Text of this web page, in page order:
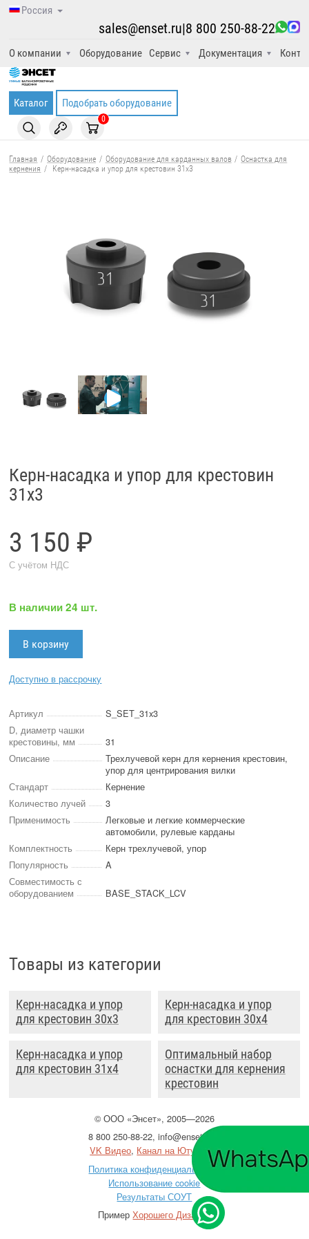
Россия
О компании Оборудование Сервис Документация
sales@enset.ru|8 800 250-88-22
Каталог Подобрать оборудование
0
Главная / Оборудование / Оборудование для карданных валов / Оснастка для
кернения / Керн-насадка и упор для крестовин 31x3
Керн-насадка и упор для крестовин
31x3
3 150 ₽
С учётом НДС
В наличии 24 шт.
Доступно в рассрочку
Артикул
S_SET_31x3
D, диаметр чашки
крестовины, мм
31
Описание
Трехлучевой керн для кернения крестовин,
упор для центрирования вилки
Стандарт
Кернение
Количество лучей
3
Применимость
Легковые и легкие коммерческие
автомобили, рулевые карданы
Комплектность
Керн трехлучевой, упор
Популярность
A
Совместимость с
оборудованием
BASE_STACK_LCV
Товары из категории
Керн-насадка и упор
для крестовин 30x3
Керн-насадка и упор
для крестовин 30x4
Керн-насадка и упор
для крестовин 31x4
Оптимальный набор
оснастки для кернения
крестовин
©ООО«Энсет», 2005—2026
8 800 250-88-22,info@enset.ru
VK Видео, Канал на Ютубе
Политика конфиденциальности
Использование cookie
Результаты СОУТ
ПримерХорошего Дизайна